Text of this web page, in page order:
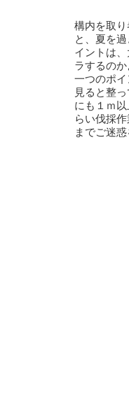
構内を取
と、夏を
イントは
ラするの
一つのポ
見ると整
にも１ｍ
らい伐採
までご迷